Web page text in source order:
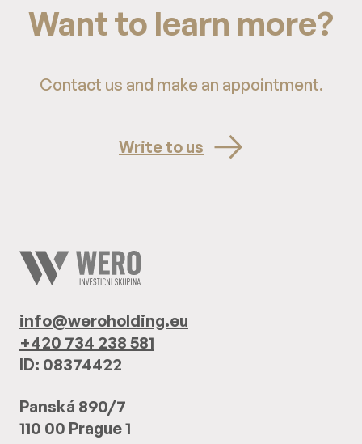
Want to learn more?
Contact us and make an appointment.
Write to us
info@weroholding.eu
+420 734 238 581
ID: 08374422
Panská 890/7
110 00 Prague 1